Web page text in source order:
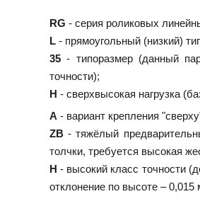
RG - серия роликовых
L - прямоугольный (низкий)
35 - типоразмер (данный
точности);
H - сверхвысокая нагрузка
A - вариант крепления
ZB - тяжёлый
толчки, требуется высокая
H - высокий класс точности
отклонение по высоте –